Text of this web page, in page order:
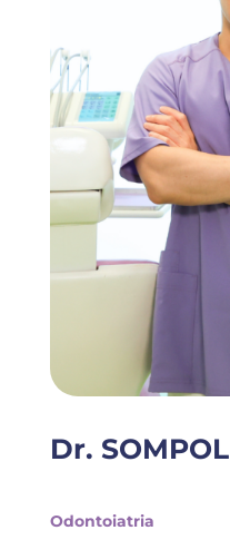
Dr. SOMPOL
Odontoiatria